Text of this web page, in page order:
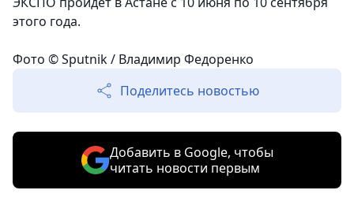
этого года.
Фото © Sputnik / Владимир Федоренко
Поделитесь новостью
Добавить в Google, чтобы
читать новости первым